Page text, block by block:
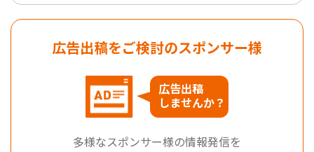
広告出稿をご検討のスポンサー様
広告出稿
しませんか？
多様なスポンサー様の情報発信を